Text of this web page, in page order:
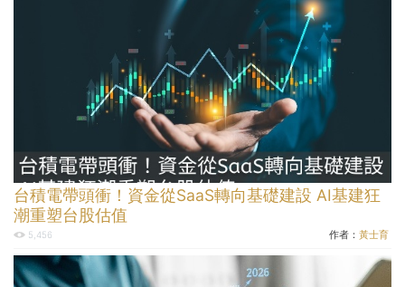
台積電帶頭衝！資金從SaaS轉向基礎建設 AI基建狂
潮重塑台股估值
5,456 作者： 黃士育